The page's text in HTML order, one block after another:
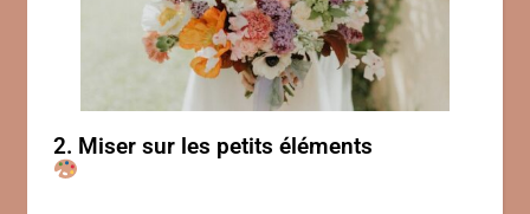
2. Miser sur les petits éléments